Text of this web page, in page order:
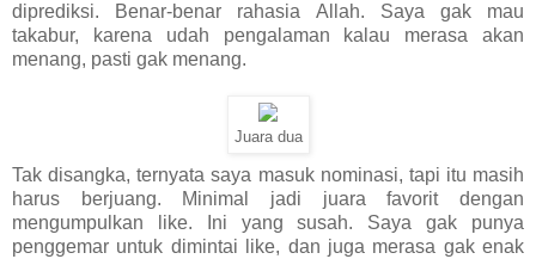
diprediksi. Benar-benar rahasia Allah. Saya gak mau
takabur, karena udah pengalaman kalau merasa akan
menang, pasti gak menang.
Juara dua
Tak disangka, ternyata saya masuk nominasi, tapi itu masih
harus berjuang. Minimal jadi juara favorit dengan
mengumpulkan like. Ini yang susah. Saya gak punya
penggemar untuk dimintai like, dan juga merasa gak enak